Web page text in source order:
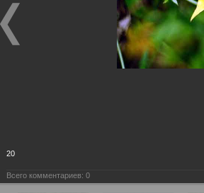
20
Всего комментариев: 0